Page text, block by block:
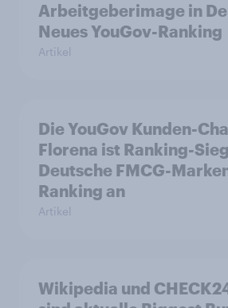
Arbeitgeberimage in
Neues YouGov-Ranking
Artikel
Die YouGov Kunden-
Florena ist Ranking-
Deutsche FMCG-
Ranking an
Artikel
Wikipedia und